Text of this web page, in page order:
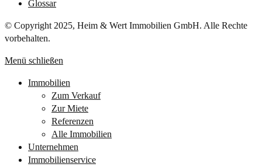
Glossar
© Copyright 2025, Heim & Wert Immobilien GmbH. Alle Rechte
vorbehalten.
Menü schließen
Immobilien
Zum Verkauf
Zur Miete
Referenzen
Alle Immobilien
Unternehmen
Immobilienservice